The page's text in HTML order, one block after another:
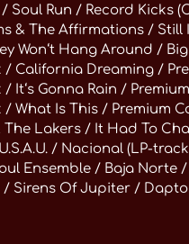
Soul Run / Record Kicks
& The Affirmations /
Won‘t Hang Around /
/ California Dreaming /
It‘s Gonna Rain /
/ What Is This / Premium
The Lakers / It Had To
/ Nacional (LP-
Ensemble / Baja Norte
Sirens Of Jupiter /